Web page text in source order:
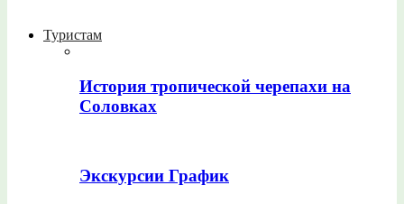
Туристам
История тропической черепахи на
Соловках
Экскурсии График